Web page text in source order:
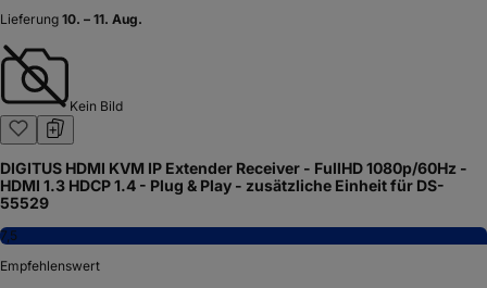
Lieferung 10. – 11. Aug.
Kein Bild
DIGITUS HDMI KVM IP Extender Receiver - FullHD 1080p/60Hz -
HDMI 1.3 HDCP 1.4 - Plug & Play - zusätzliche Einheit für DS-
55529
7,5
Empfehlenswert